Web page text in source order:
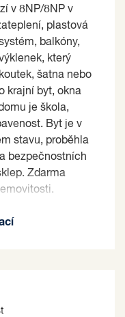
v 8NP/8NP v
plastová
balkóny,
který
šatna nebo
krajní byt, okna
je škola,
Byt je v
stavu, proběhla
bezpečnostních
Zdarma